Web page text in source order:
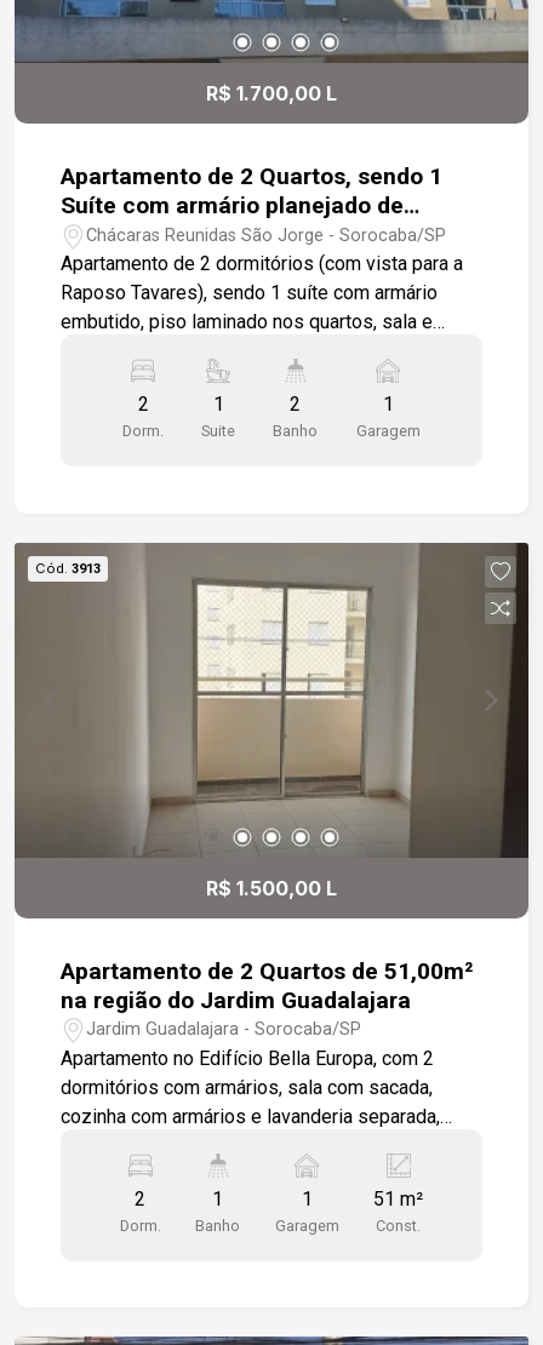
R$ 1.700,00 L
Apartamento de 2 Quartos, sendo 1
Suíte com armário planejado de
53,42m² no bairro Chácara Reunidas
São Jorge
Chácaras Reunidas São Jorge - Sorocaba/SP
Apartamento de 2 dormitórios (com vista para a
Raposo Tavares), sendo 1 suíte com armário
embutido, piso laminado nos quartos, sala e
piso frio, com armário, gabinete Lavanderia em
piso frio com tanque Banheiro Social com box de
vidro, parcialmente azulejado O Condomínio
Shopping Esplanada/Iguatemi
2
Dorm.
1
Suite
2
Banho
1
Garagem
Cód. 3913
R$ 1.500,00 L
Apartamento de 2 Quartos de 51,00m²
na região do Jardim Guadalajara
Jardim Guadalajara - Sorocaba/SP
Apartamento no Edifício Bella Europa, com 2
dormitórios com armários, sala com sacada,
cozinha com armários e lavanderia separada,
de garagem descoberta e privativa. Portaria 24hs,
2 Quiosques com churrasqueira, Quadra
Esportiva, Mercadinho 24 hrs. O Imóvel encontra-
2
Dorm.
1
Banho
1
Garagem
51 m²
Const.